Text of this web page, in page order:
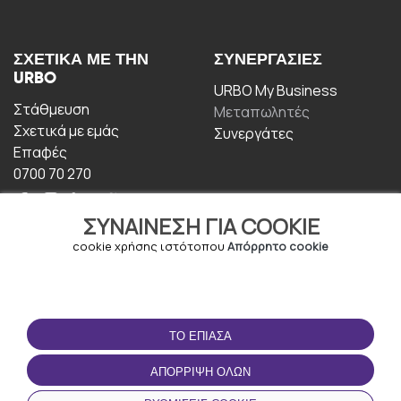
ΣΥΝΑΊΝΕΣΗ ΓΙΑ COOKIE
cookie χρήσης ιστότοπου Απόρρητο cookie
ΤΟ ΈΠΙΑΣΑ
ΑΠΌΡΡΙΨΗ ΌΛΩΝ
ΣΧΕΤΙΚΆ ΜΕ ΤΗΝ
URBO
Στάθμευση
Σχετικά με εμάς
Επαφές
0700 70 270
ΣΥΝΕΡΓΑΣΊΕΣ
URBO My Business
Μεταπωλητές
Συνεργάτες
ΟΡΟΙ ΧΡΉΣΗΣ
Οροι και Προϋποθέσεις
Πολιτική απορρήτου
ΚΑΤΕΒΆΣΤΕ ΤΗΝ
ΕΦΑΡΜΟΓΉ